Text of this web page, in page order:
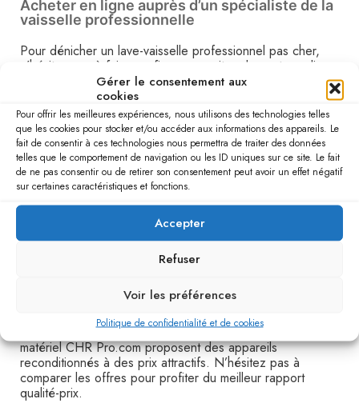
Gérer le consentement aux
cookies
Pour offrir les meilleures expériences, nous utilisons des technologies telles
que les cookies pour stocker et/ou accéder aux informations des appareils. Le
fait de consentir à ces technologies nous permettra de traiter des données
telles que le comportement de navigation ou les ID uniques sur ce site. Le fait
de ne pas consentir ou de retirer son consentement peut avoir un effet négatif
sur certaines caractéristiques et fonctions.
Accepter
Refuser
Voir les préférences
Politique de confidentialité et de cookies
Acheter en ligne auprès d’un spécialiste de la
vaisselle professionnelle
Pour dénicher un lave-vaisselle professionnel pas cher,
n’hésitez pas à faire confiance aux sites de vente en ligne
spécialisés dans le matériel de cuisine pour les
professionnels. Ils proposent généralement
choix de marques et de modèlespour répondre aux
attentes de tous les restaurateurs. De plus, ils offrent
souvent des services avantageuxtels que :
Lalivraison gratuite,
Un service client dédié,
Des garanties constructeur et/ou marchand pour
assurer la réparation ou le remplacement de votre
machine en cas de panne.
Pour trouver un lave-vaisselle professionnel pas cher, il
peut être intéressant d’opter pour une machine
d’occasion. Les sites web spécialisés dans la vente de
matériel CHR Pro.com proposent des appareils
reconditionnés à des prix attractifs. N’hésitez pas à
comparer les offres pour profiter du meilleur rapport
qualité-prix.